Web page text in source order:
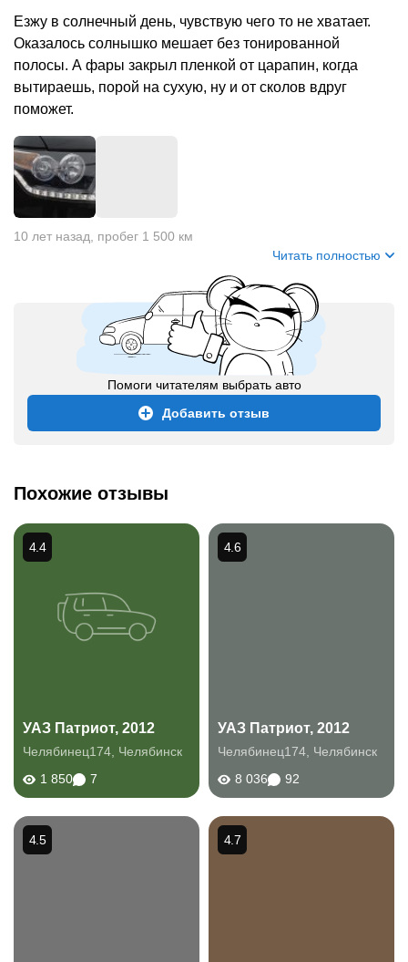
Езжу в солнечный день, чувствую чего то не хватает.
Оказалось солнышко мешает без тонированной
полосы. А фары закрыл пленкой от царапин, когда
вытираешь, порой на сухую, ну и от сколов вдруг
поможет.
10 лет назад
пробег 1 500 км
Читать полностью
Помоги читателям выбрать авто
Добавить отзыв
Похожие отзывы
УАЗ Патриот, 2012
Челябинец174 Челябинск
1 850
7
4.4
УАЗ Патриот, 2012
Челябинец174 Челябинск
8 036
92
4.6
4.5 4.7